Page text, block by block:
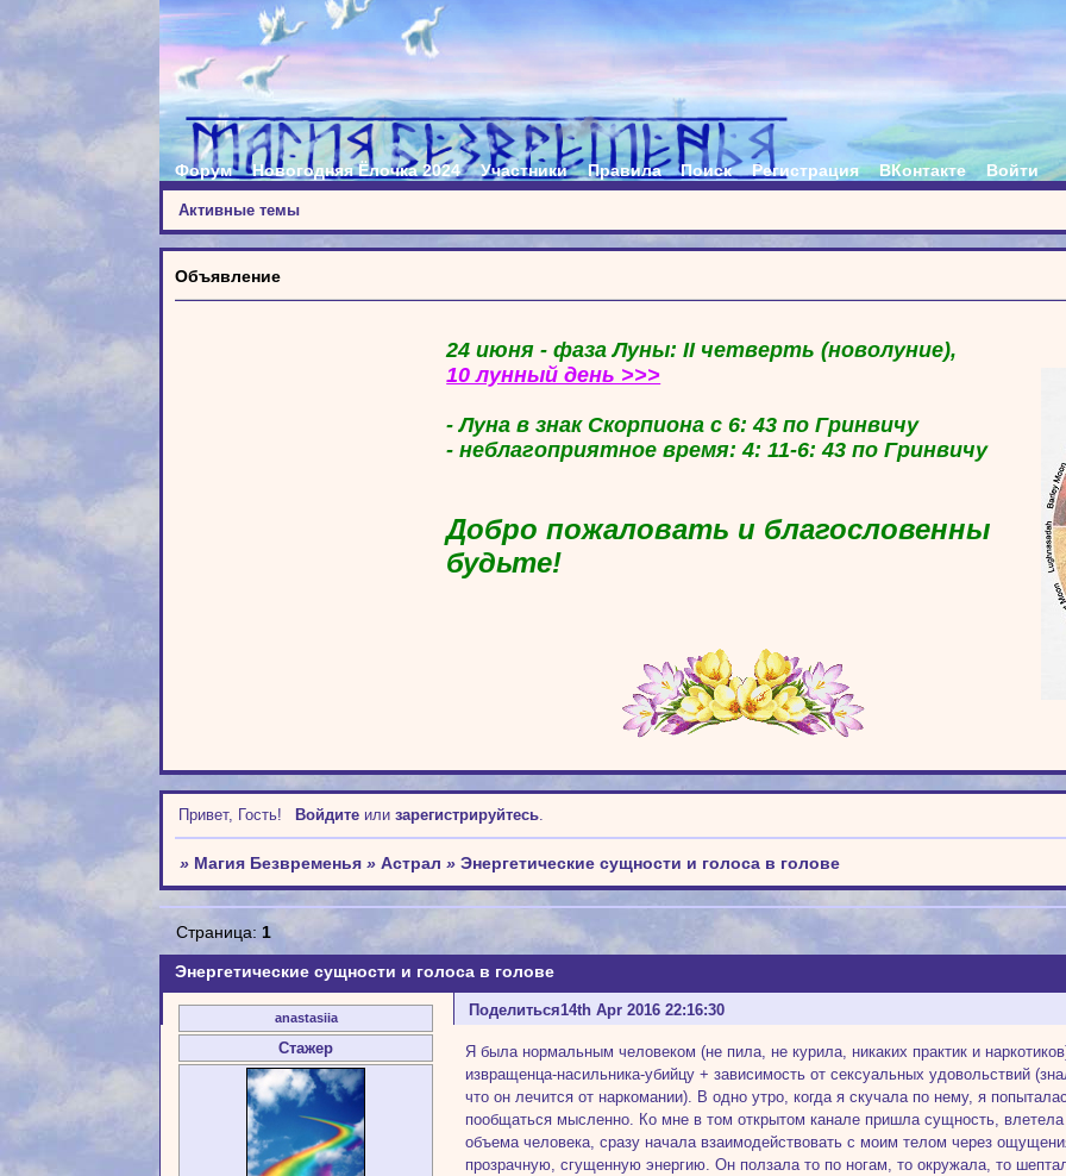
Форум Новогодняя Ёлочка 2024 Участники Правила Поиск Регистрация ВКонтакте Войти
Активные темы
Объявление
24 июня - фаза Луны: II четверть (новолуние),
10 лунный день >>>
- Луна в знак Скорпиона с 6: 43 по Гринвичу
- неблагоприятное время: 4: 11-6: 43 по Гринвичу
Добро пожаловать и благословенны
будьте!
Привет, Гость! Войдитеили зарегистрируйтесь.
» Магия Безвременья »Астрал »Энергетические сущности и голоса в голове
Энергетические сущности и голоса в голове
Страница: 1
Поделиться14th Apr 2016 22:16:30
anastasiia
Стажер
Я была нормальным человеком (не пила, не курила, никаких практик и
извращенца-насильника-убийцу + зависимость от сексуальных удовольствий
что он лечится от наркомании). В одно утро, когда я скучала по нему, я
пообщаться мысленно. Ко мне в том открытом канале пришла сущность, влетела
объема человека, сразу начала взаимодействовать с моим телом через
прозрачную, сгущенную энергию. Он ползала то по ногам, то окружала, то